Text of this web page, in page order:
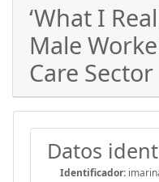
‘What I
Male
Care Sector
Datos
Identificador: